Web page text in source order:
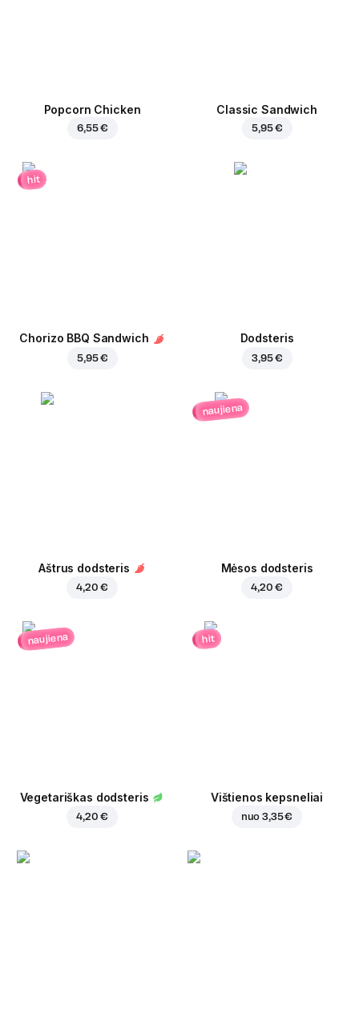
Popcorn Chicken
6,55 €
Classic Sandwich
5,95 €
hit
Chorizo BBQ Sandwich
5,95 €
Dodsteris
3,95 €
Aštrus dodsteris
4,20 €
naujiena
Mėsos dodsteris
4,20 €
naujiena
Vegetariškas dodsteris
4,20 €
hit
Vištienos kepsneliai
nuo3,35 €